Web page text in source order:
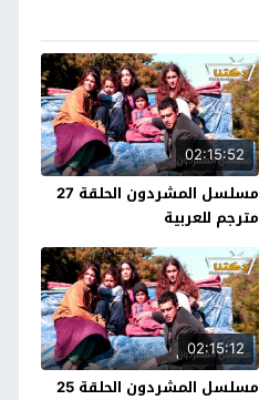
02:15:52
مسلسل المشردون الحلقة 27
مترجم للعربية
02:15:12
مسلسل المشردون الحلقة 25